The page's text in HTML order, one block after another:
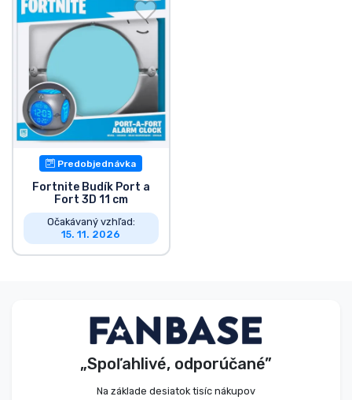
Predobjednávka
Fortnite Budík Port a
Fort 3D 11 cm
Očakávaný vzhľad:
15. 11. 2026
„Spoľahlivé, odporúčané”
Na základe desiatok tisíc nákupov